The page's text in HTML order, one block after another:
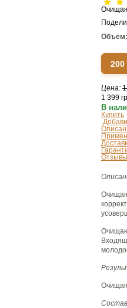
Объём:
200
Цена:
1 399
В
Купить
Отзывы